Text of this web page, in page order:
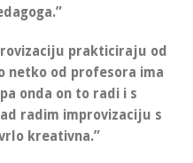
prakticiraju od
netko od profesora ima
onda on to radi i s
radim improvizaciju s
kreativna.”